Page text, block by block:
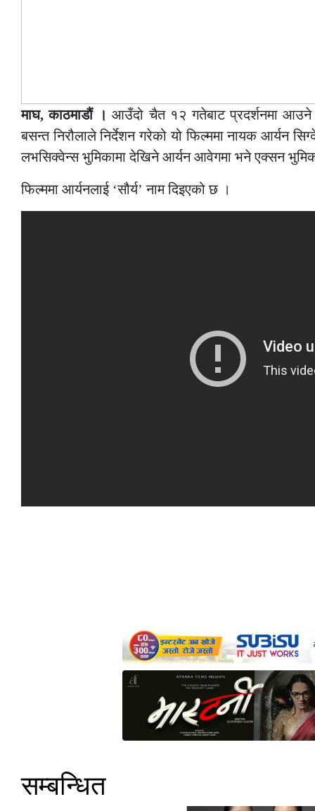
माघ, काठमाडौं । आउँदो चैत १२ गतेबाट प्रदर्शनमा आउने
बसन्त निरौलाले निर्देशन गरेको यो फिल्ममा नायक आर्यन
लभसिक्वेन्स भुमिकामा देखिने आर्यन आवेगमा भने एक्सन
फिल्ममा आर्यनलाई ‘सौर्य’ नाम दिइएको छ ।
सम्बन्धित